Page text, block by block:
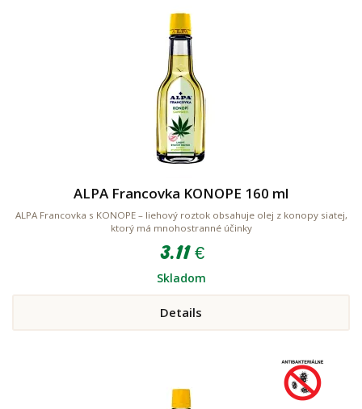
ALPA Francovka KONOPE 160 ml
ALPA Francovka s KONOPE – liehový roztok obsahuje olej z konopy siatej,
ktorý má mnohostranné účinky
3.11 €
Skladom
Details